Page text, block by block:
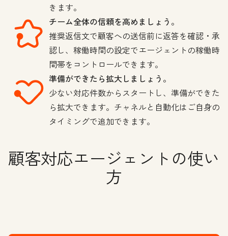
きます。
チーム全体の信頼を高めましょう。
推奨返信文で顧客への送信前に返答を確認・承
認し、稼働時間の設定でエージェントの稼働時
間帯をコントロールできます。
準備ができたら拡大しましょう。
少ない対応件数からスタートし、準備ができた
ら拡大できます。チャネルと自動化はご自身の
タイミングで追加できます。
顧客対応エージェントの使い
方